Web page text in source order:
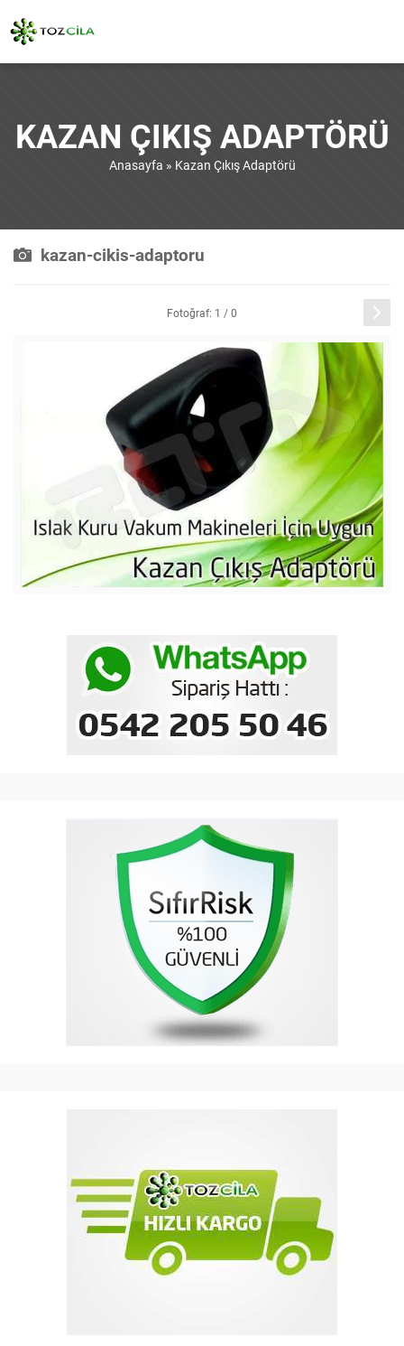
KAZAN ÇIKIŞ ADAPTÖRÜ
Anasayfa » Kazan Çıkış Adaptörü
kazan-cikis-adaptoru
Fotoğraf: 1 / 0